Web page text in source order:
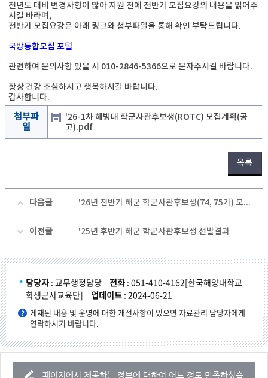
전년도 대비 변경사항이 많아 지원 전에 전반기 모집요강의 내용을 읽어주
시길 바라며,
전반기 모집요강은 아래 링크와 첨부파일을 통해 확인 부탁드립니다.
국방통합모집 포털
관련하여 문의사항 있을 시 010-2846-5366으로 문자주시길 바랍니다.
항상 건강 조심하시고 행복하시길 바랍니다.
감사합니다.
첨부파
일
'26-1차 해병대 학군사관후보생(ROTC) 모집계획(공
고).pdf
목록
다음글 '26년 전반기 해군 학군사관후보생(74, 75기) 모집계획 공지드립니다.
이전글 '25년 후반기 해군 학군사관후보생 선발결과
담당자 : 교무행정담당 전화 : 051-410-4162[한국해양대학교
학생군사교육단]
업데이트 : 2024-06-21
게재된 내용 및 운영에 대한 개선사항이 있으면 자료관리 담당자에게
연락하시기 바랍니다.
페이지에서 제공하는 정보에 대하여 어느 정도 만족하셨습